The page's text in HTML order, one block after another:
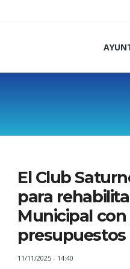
El Club
para
Municipal con
11/11/2025 - 14:40